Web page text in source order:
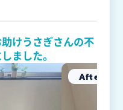
けうさぎさんの不
ました。